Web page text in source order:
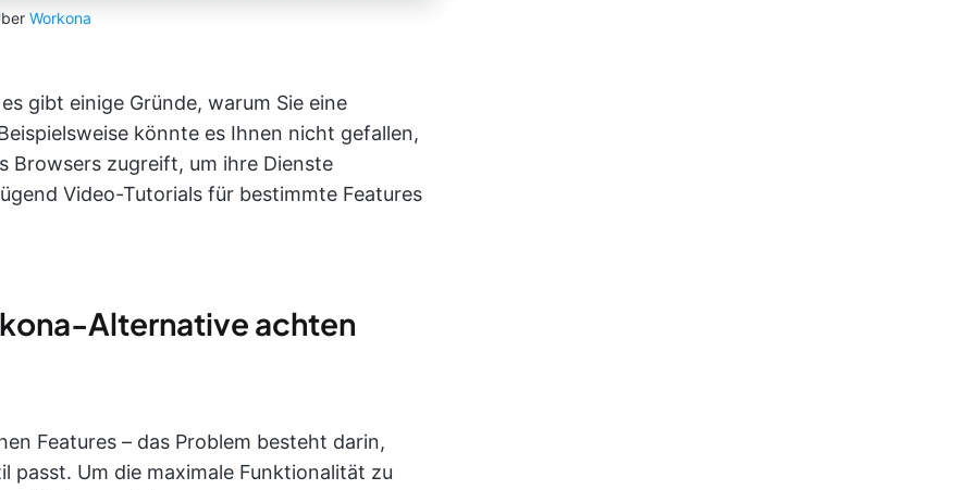
Workona
gibt einige Gründe, warum Sie eine
könnte es Ihnen nicht gefallen,
Browsers zugreift, um ihre Dienste
Video-Tutorials für bestimmte Features
Alternative achten
Features – das Problem besteht darin,
passt. Um die maximale Funktionalität zu